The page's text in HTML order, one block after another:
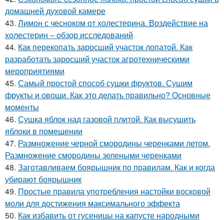
домашней духовой камере
43. Лимон с чесноком от холестерина. Воздействие на
холестерин – обзор исследований
44. Как перекопать заросший участок лопатой. Как
разработать заросший участок агротехническими
мероприятиями
45. Самый простой способ сушки фруктов. Сушим
фрукты и овощи. Как это делать правильно? Основные
моменты
46. Сушка яблок над газовой плитой. Как высушить
яблоки в помещении
47. Размножение черной смородины черенками летом.
Размножение смородины зелеными черенками
48. Заготавливаем боярышник по правилам. Как и когда
убирают боярышник
49. Простые правила употребления настойки восковой
моли для достижения максимального эффекта
50. Как избавить от гусеницы на капусте народными